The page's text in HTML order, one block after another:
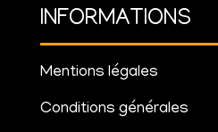
INFORMATIONS
Mentions légales
Conditions générales